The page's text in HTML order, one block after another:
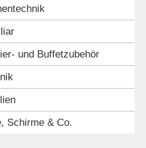
und Buffetzubehör
Schirme & Co.